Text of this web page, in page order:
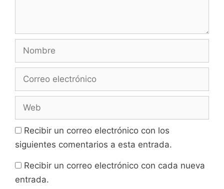
electrónico
Recibir un correo electrónico con los
siguientes comentarios a esta entrada.
Recibir un correo electrónico con cada nueva
entrada.